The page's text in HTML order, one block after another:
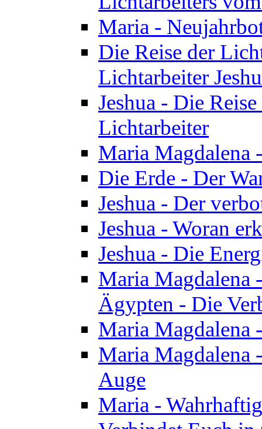
Maria -
Die Reise der
Lichtarbeiter
Jeshua - Die
Lichtarbeiter
Maria Magdalena
Die Erde - Der
Jeshua - Der
Jeshua - Woran
Jeshua - Die
Maria Magdalena
Ägypten - Die
Maria Magdalena
Maria Magdalena
Auge
Maria -